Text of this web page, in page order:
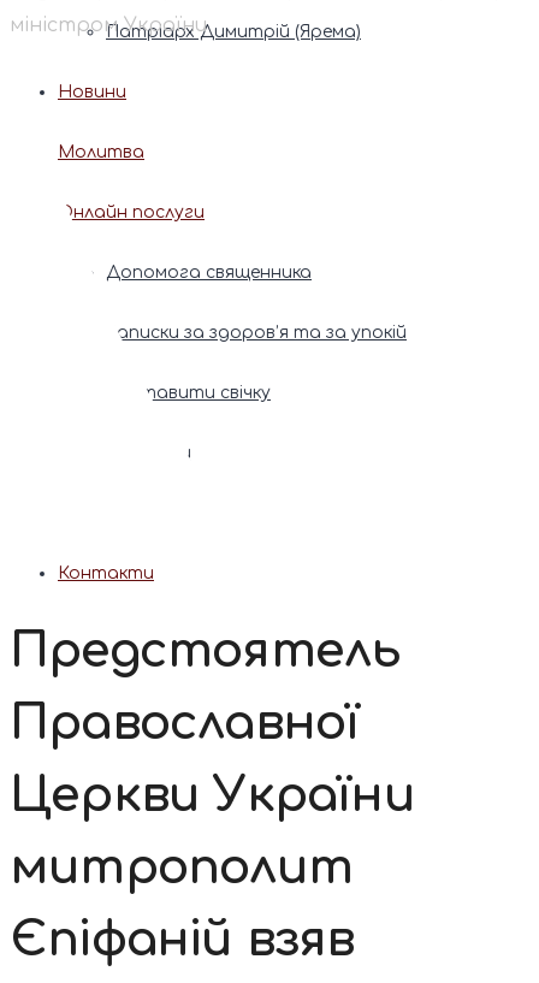
Патріарх Димитрій (Ярема)
Новини
Молитва
Онлайн послуги
Допомога священника
Записки за здоров’я та за упокій
Поставити свічку
Молитви
Контакти
міністром України
Предстоятель
Православної
Церкви України
митрополит
Єпіфаній взяв